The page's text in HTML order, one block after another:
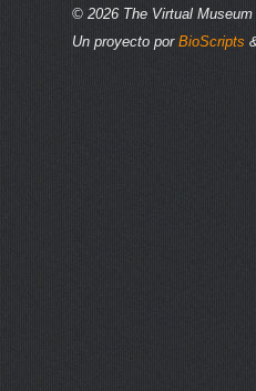
© 2026 The Virtual
Un proyecto por BioScripts